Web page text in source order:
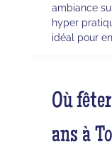
ambiance
hyper
idéal pour
Où
ans à